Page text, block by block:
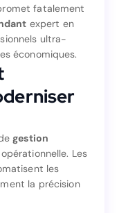
fatalement
expert en
ultra-
économiques.
gestion
Les
les
la précision
rentabilité
fatalement
la rentabilité. Un
gestion
ultra-
économiques.
de
Les
automatisent les
la précision